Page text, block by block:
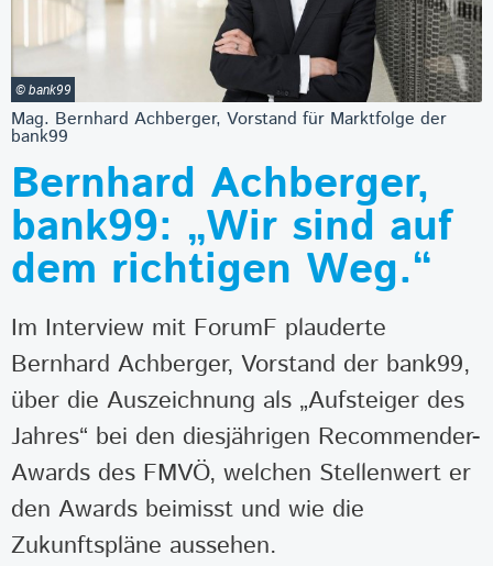
© bank99
Mag. Bernhard Achberger, Vorstand für Marktfolge der
bank99
Bernhard Achberger,
bank99: „Wir sind auf
dem richtigen Weg.“
Im Interview mit ForumF plauderte
Bernhard Achberger, Vorstand der bank99,
über die Auszeichnung als „Aufsteiger des
Jahres“ bei den diesjährigen Recommender-
Awards des FMVÖ, welchen Stellenwert er
den Awards beimisst und wie die
Zukunftspläne aussehen.